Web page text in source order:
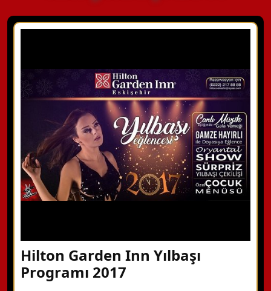
Hilton Garden Inn Yılbaşı
Programı 2017